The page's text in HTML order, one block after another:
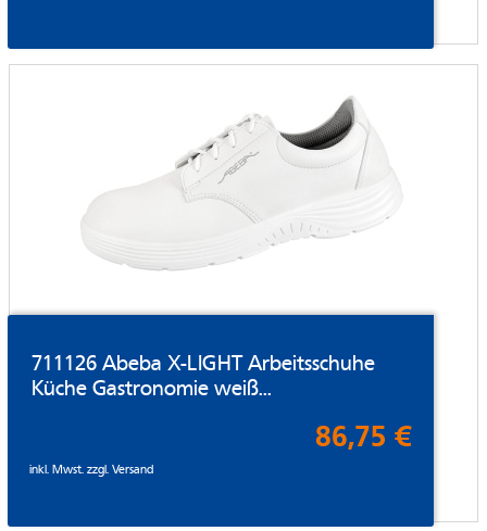
711126 Abeba X-LIGHT Arbeitsschuhe
Küche Gastronomie weiß...
86,75 €
inkl. Mwst. zzgl.Versand